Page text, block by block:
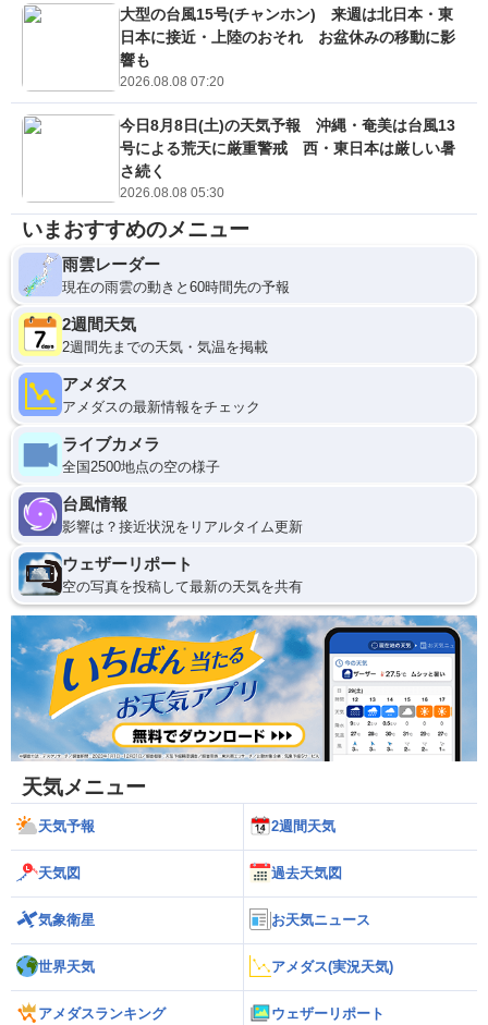
大型の台風15号(チャンホン) 来週は北日本・東
日本に接近・上陸のおそれ お盆休みの移動に影
響も
2026.08.08 07:20
今日8月8日(土)の天気予報 沖縄・奄美は台風13
号による荒天に厳重警戒 西・東日本は厳しい暑
さ続く
2026.08.08 05:30
いまおすすめのメニュー
雨雲レーダー
現在の雨雲の動きと60時間先の予報
2週間天気
2週間先までの天気・気温を掲載
アメダス
アメダスの最新情報をチェック
ライブカメラ
全国2500地点の空の様子
台風情報
影響は？接近状況をリアルタイム更新
ウェザーリポート
空の写真を投稿して最新の天気を共有
天気メニュー
天気予報 2週間天気
天気図 過去天気図
気象衛星 お天気ニュース
世界天気 アメダス(実況天気)
アメダスランキング ウェザーリポート